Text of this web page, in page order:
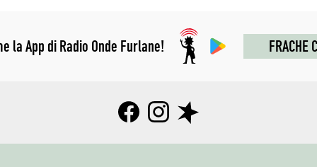
la App di Radio Onde Furlane! FRACHE